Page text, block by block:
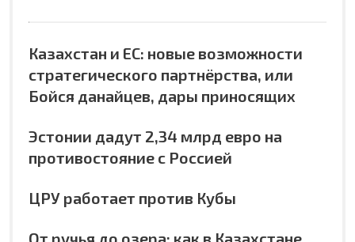
Казахстан и ЕС: новые возможности
стратегического партнёрства, или
Бойся данайцев, дары приносящих
Эстонии дадут 2,34 млрд евро на
противостояние с Россией
ЦРУ работает против Кубы